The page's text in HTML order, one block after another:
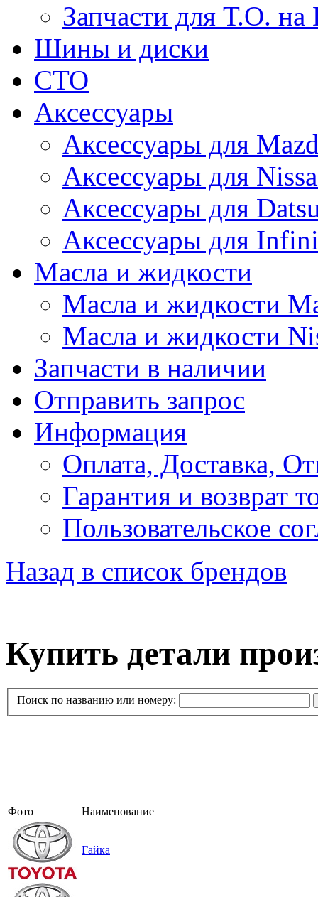
Запчасти для Т.О. на
Шины и диски
СТО
Аксессуары
Аксессуары для
Аксессуары для
Аксессуары для
Аксессуары для
Масла и жидкости
Масла и жидкости
Масла и жидкости
Запчасти в наличии
Отправить запрос
Информация
Оплата, Доставка,
Гарантия и возврат
Пользовательское
Назад в список брендов
Купить детали
Поиск по названию или номеру:
Фото Наименование
Гайка